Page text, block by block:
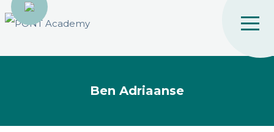
Ben Adriaanse